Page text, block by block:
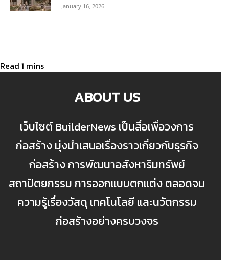
January 16, 2026
ABOUT US
เว็บไซต์ BuilderNews เป็นสื่อเพื่อวงการ
ก่อสร้าง มุ่งนำเสนอเรื่องราวเกี่ยวกับธุรกิจ
ก่อสร้าง การพัฒนาอสังหาริมทรัพย์
สถาปัตยกรรม การออกแบบตกแต่ง ตลอดจน
ความรู้เรื่องวัสดุ เทคโนโลยี และนวัตกรรม
ก่อสร้างอย่างครบวงจร